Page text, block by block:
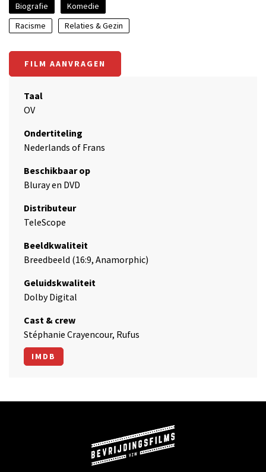
Biografie
Komedie
Racisme
Relaties & Gezin
FILM AANVRAGEN
Taal
OV
Ondertiteling
Nederlands of Frans
Beschikbaar op
Bluray en DVD
Distributeur
TeleScope
Beeldkwaliteit
Breedbeeld (16:9, Anamorphic)
Geluidskwaliteit
Dolby Digital
Cast & crew
Stéphanie Crayencour, Rufus
IMDB